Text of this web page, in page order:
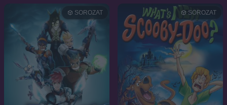
SOROZAT SOROZAT